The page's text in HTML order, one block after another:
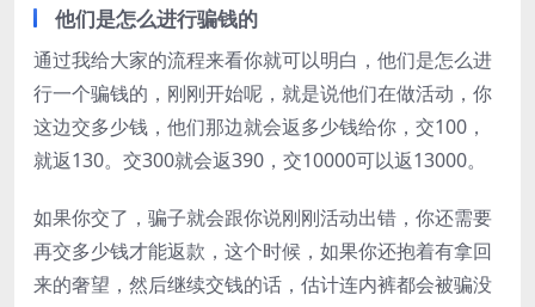
他们是怎么进行骗钱的
通过我给大家的流程来看你就可以明白，他们是怎么进
行一个骗钱的，刚刚开始呢，就是说他们在做活动，你
这边交多少钱，他们那边就会返多少钱给你，交100，
就返130。交300就会返390，交10000可以返13000。
如果你交了，骗子就会跟你说刚刚活动出错，你还需要
再交多少钱才能返款，这个时候，如果你还抱着有拿回
来的奢望，然后继续交钱的话，估计连内裤都会被骗没